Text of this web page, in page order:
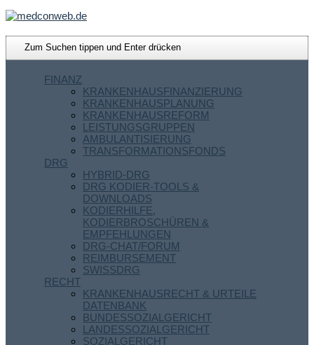
FINANZ
KRANKENHAUSFINANZIERUNG
KRANKENHAUSPLANUNG
KRANKENHAUSREFORM
LEISTUNGSGRUPPEN
AMBULANTISIERUNG
TRANSFORMATIONSFONDS
DRG
HYBRID-DRG
DRG KODIER-TOOLS &
DOWNLOADS
KODIERHILFE,
KODIERBROSCHÜREN &
EMPFEHLUNGEN
DRG-CHAT/FORUM
REIMBURSEMENT
SWISSDRG
RECHT
KRANKENHAUSRECHT & URTEILE
DATENBANK
BUNDESSOZIALGERICHT
LANDESSOZIALGERICHT
SOZIALGERICHT